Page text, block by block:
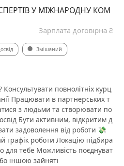
У МІЖНАРОДНУ КОМ
Зарплата договірна ₴
Змішаний
повнолітніх курц
Працювати в партнерських т
з людьми та створювати по
Бути активним, відкритим д
задоволення від роботи 💸
графік роботи Локацію підбира
для тебе Можливість поєднуват
іншою зайняті